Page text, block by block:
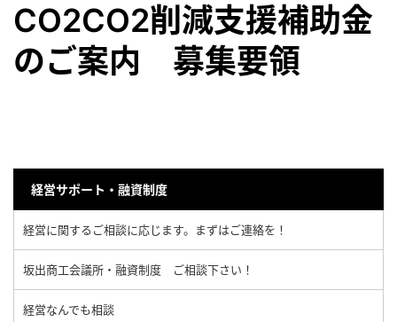
CO2CO2削減支援補助金
のご案内 募集要領
経営サポート・融資制度
経営に関するご相談に応じます。まずはご連絡を！
坂出商工会議所・融資制度 ご相談下さい！
経営なんでも相談